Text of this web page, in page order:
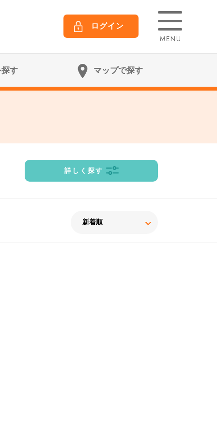
ログイン
MENU
す マップで探す
詳しく探す